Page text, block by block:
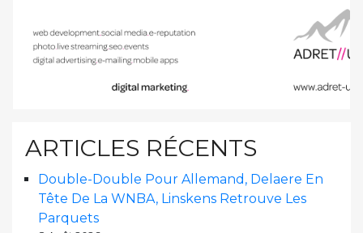
ARTICLES RÉCENTS
Double-Double Pour Allemand, Delaere En
Tête De La WNBA, Linskens Retrouve Les
Parquets